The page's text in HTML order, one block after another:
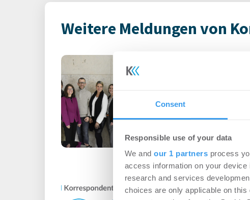
Consent
Responsible use of your data
We and our 1 partners process
access information on your
research and services
choices are only applicable on
Weitere Meldungen von
Login für den ganzen Artikel
Account, um auf die neusten ...
Konii bietet den